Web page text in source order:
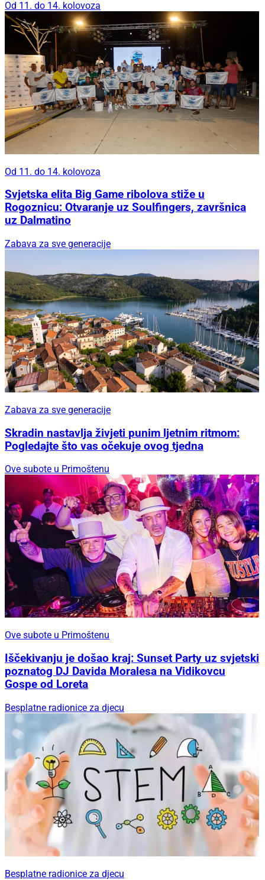
Od 11. do 14. kolovoza
Od 11. do 14. kolovoza
Svjetska elita Big Game ribolova stiže u
Rogoznicu: Otvaranje uz Soulfingers, završnica
uz Dalmatino
Zabava za sve generacije
Zabava za sve generacije
Skradin nastavlja živjeti punim ljetnim ritmom:
Pogledajte što vas očekuje ovog tjedna
Ove subote u Primoštenu
Ove subote u Primoštenu
Iščekivanju je došao kraj: Sunset Party uz svjetski
poznatog DJ Davida Moralesa na Vidikovcu
Gospe od Loreta
Besplatne radionice za djecu
Besplatne radionice za djecu